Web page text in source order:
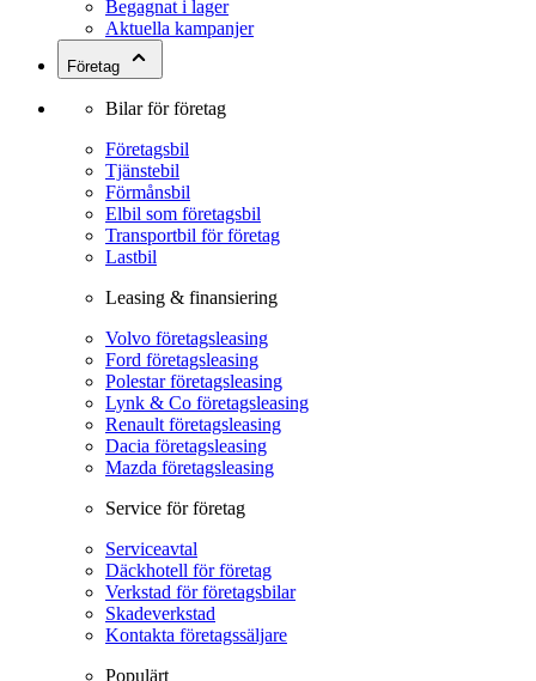
Begagnat i lager
Aktuella kampanjer
Företag
Bilar för företag
Företagsbil
Tjänstebil
Förmånsbil
Elbil som företagsbil
Transportbil för företag
Lastbil
Leasing & finansiering
Volvo företagsleasing
Ford företagsleasing
Polestar företagsleasing
Lynk & Co företagsleasing
Renault företagsleasing
Dacia företagsleasing
Mazda företagsleasing
Service för företag
Serviceavtal
Däckhotell för företag
Verkstad för företagsbilar
Skadeverkstad
Kontakta företagssäljare
Populärt